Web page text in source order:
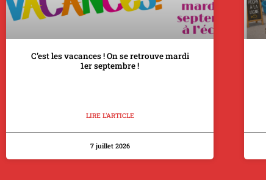
C’est les vacances ! On se retrouve mardi
1er septembre !
LIRE L'ARTICLE
7 juillet 2026